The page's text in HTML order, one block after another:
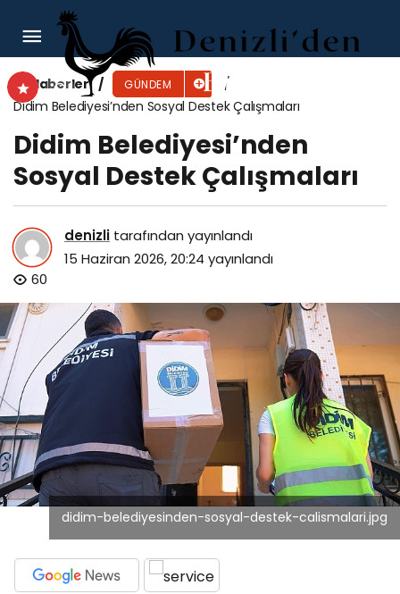
Haberler GÜNDEM
Didim Belediyesi’nden Sosyal Destek Çalışmaları
Didim Belediyesi’nden
Sosyal Destek Çalışmaları
denizli tarafından yayınlandı
15 Haziran 2026, 20:24 yayınlandı
60
didim-belediyesinden-sosyal-destek-calismalari.jpg
Başkan Çerçioğlu’na Kuşadası Esnaf ve
Sanatkârlar Odası’ndan Ziyaret